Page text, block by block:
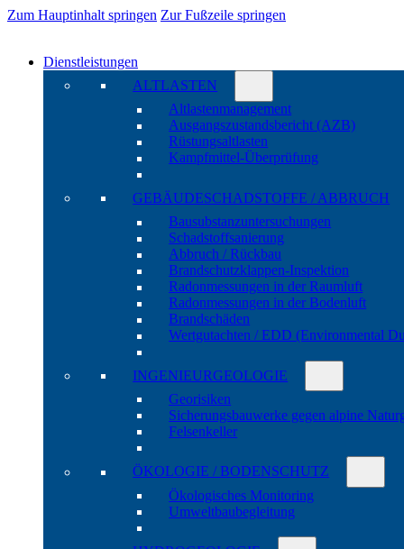
Zum Hauptinhalt springen Zur Fußzeile springen
Dienstleistungen
ALTLASTEN
Altlasten­manage­ment
Ausgangs­zustands­bericht (AZB)
Rüstungs­altlasten
Kampf­mittel-Über­prüfung
GEBÄUDE­SCHADSTOFFE / ABBRUCH
Bau­substanz­unter­suchungen
Schadstoff­sanierung
Abbruch / Rückbau
Brandschutz­klappen-Inspektion
Radon­messungen in der Raum­luft
Radon­messungen in der Boden­luft
Brand­schäden
Wert­gutachten / EDD (Environ­mental
INGENIEUR­GEOLOGIE
Geo­risiken
Sicherungs­bau­werke gegen alpine
Felsen­keller
ÖKOLOGIE / BODENSCHUTZ
Öko­logisches Moni­toring
Umwelt­bau­be­gleitung